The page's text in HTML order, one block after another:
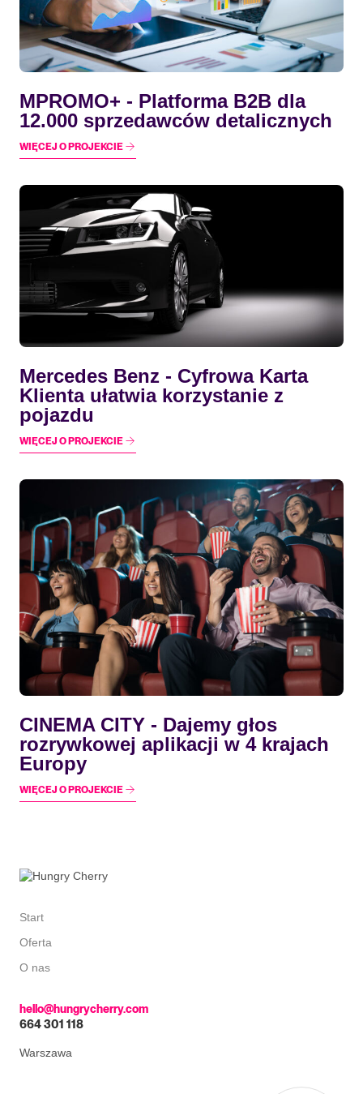
MPROMO+ - Platforma B2B dla
12.000 sprzedawców detalicznych
WIĘCEJ O PROJEKCIE
Mercedes Benz - Cyfrowa Karta
Klienta ułatwia korzystanie z
pojazdu
WIĘCEJ O PROJEKCIE
CINEMA CITY - Dajemy głos
rozrywkowej aplikacji w 4 krajach
Europy
WIĘCEJ O PROJEKCIE
Start
Oferta
O nas
hello@hungrycherry.com
664 301 118
Warszawa